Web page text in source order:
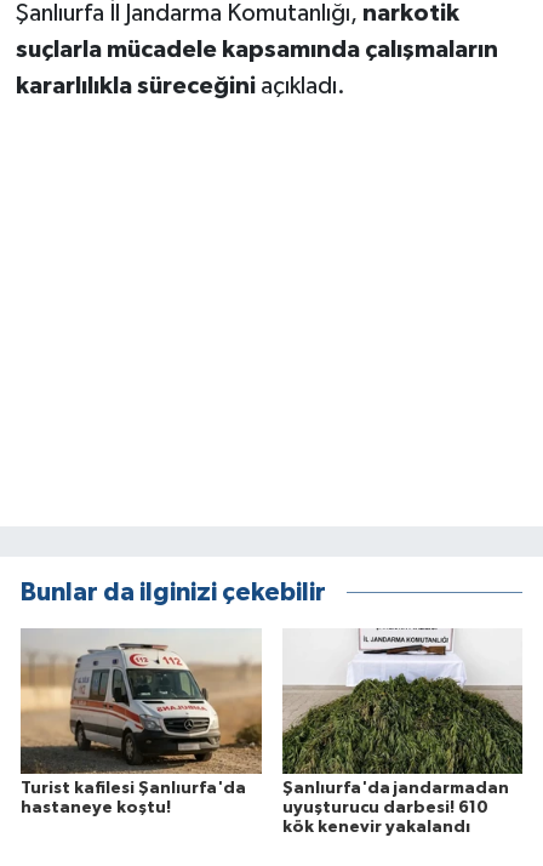
Şanlıurfa İl Jandarma Komutanlığı, narkotik
suçlarla mücadele kapsamında çalışmaların
kararlılıkla süreceğiniaçıkladı.
Bunlar da ilginizi çekebilir
Turist kafilesi Şanlıurfa'da
hastaneye koştu!
Şanlıurfa'da jandarmadan
uyuşturucu darbesi! 610
kök kenevir yakalandı